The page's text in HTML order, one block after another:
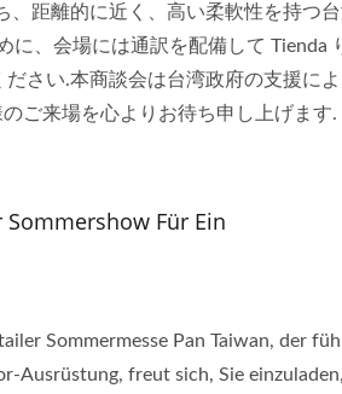
距離的に近く、高い柔軟性を持つ
さい.本商談会は台湾政府の支援に
ご来場を心よりお待ち申し上げます.
Für Ein
Sommermesse Pan Taiwan, der
Ausrüstung, freut sich, Sie einzuladen,